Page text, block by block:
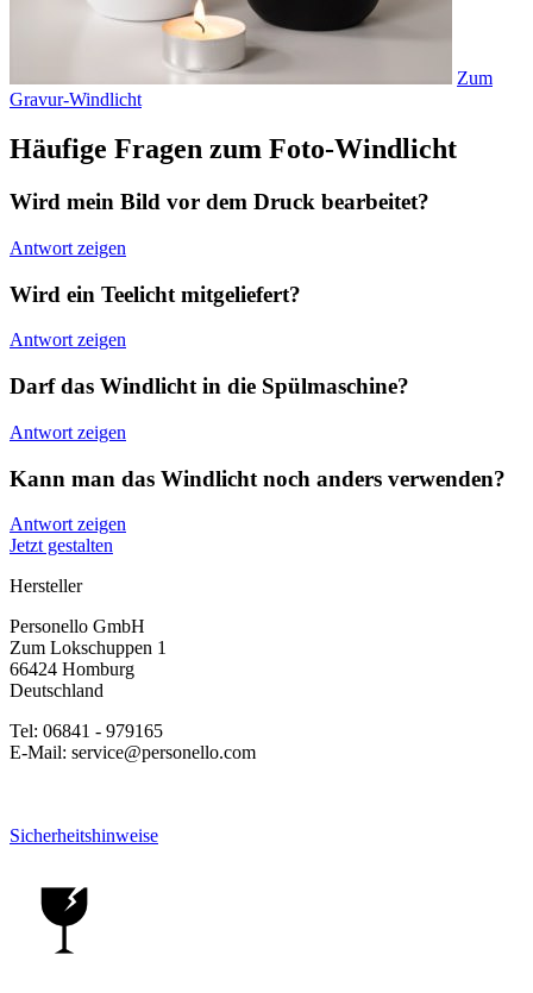
Zum
Gravur-Windlicht
Häufige Fragen zum Foto-Windlicht
Wird mein Bild vor dem Druck bearbeitet?
Antwort zeigen
Wird ein Teelicht mitgeliefert?
Antwort zeigen
Darf das Windlicht in die Spülmaschine?
Antwort zeigen
Kann man das Windlicht noch anders verwenden?
Antwort zeigen
Jetzt gestalten
Hersteller
Personello GmbH
Zum Lokschuppen 1
66424 Homburg
Deutschland
Tel: 06841 - 979165
E-Mail: service@personello.com
Sicherheitshinweise